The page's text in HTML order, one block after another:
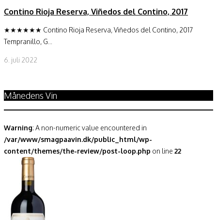
Contino Rioja Reserva, Viñedos del Contino, 2017
★★★★★★ Contino Rioja Reserva, Viñedos del Contino, 2017
Tempranillo, G...
6. juli 2022
Månedens Vin
Warning: A non-numeric value encountered in
/var/www/smagpaavin.dk/public_html/wp-
content/themes/the-review/post-loop.php on line 22